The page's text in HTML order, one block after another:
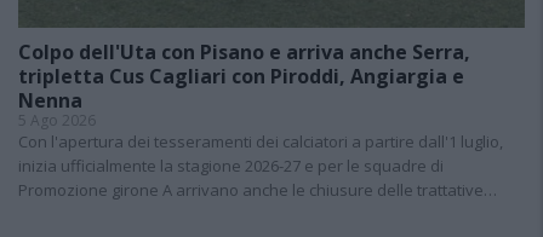
Colpo dell'Uta con Pisano e arriva anche Serra,
tripletta Cus Cagliari con Piroddi, Angiargia e
Nenna
5 Ago 2026
Con l'apertura dei tesseramenti dei calciatori a partire dall'1 luglio,
inizia ufficialmente la stagione 2026-27 e per le squadre di
Promozione girone A arrivano anche le chiusure delle trattative…